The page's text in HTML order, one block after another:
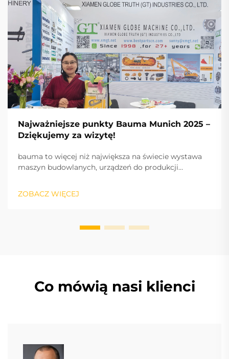
Najważniejsze punkty Bauma Munich 2025 –
Dziękujemy za wizytę!
bauma to więcej niż największa na świecie wystawa
maszyn budowlanych, urządzeń do produkcji
międzynarodowy silnik sukcesu, napędzający
ZOBACZ WIĘCEJ
Co mówią nasi klienci